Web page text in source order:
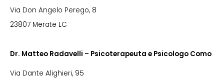
Via Don Angelo Perego, 8
23807 Merate LC
Dr. Matteo Radavelli – Psicoterapeuta e Psicologo Como
Via Dante Alighieri, 95